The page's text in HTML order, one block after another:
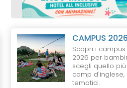
CAMPUS 2026
Scopri i
2026 per
scegli quello
camp d'inglese,
tematici.